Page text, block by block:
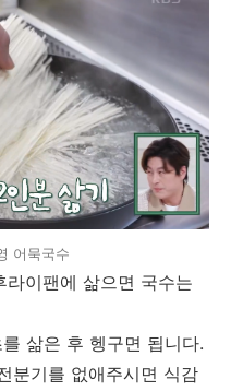
어묵국수
이팬에 삶으면 국수는
삶은 후 헹구면 됩니다.
분기를 없애주시면 식감